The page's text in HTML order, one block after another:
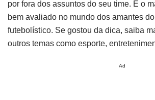
por fora dos assuntos do seu time. É o
bem avaliado no mundo dos amantes
futebolístico. Se gostou da dica, saiba
outros temas como esporte,
Ad